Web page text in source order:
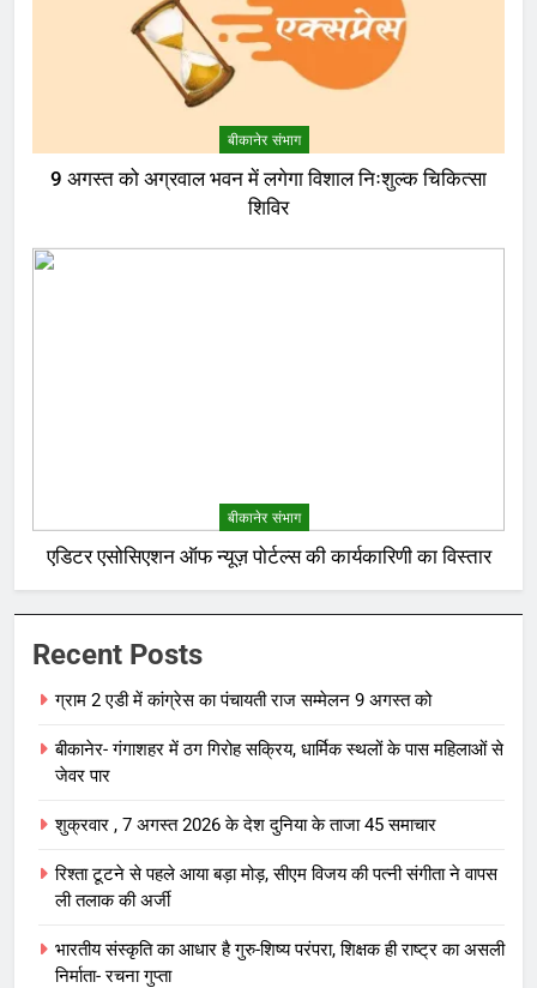
बीकानेर संभाग
9 अगस्त को अग्रवाल भवन में लगेगा विशाल निःशुल्क चिकित्सा
शिविर
बीकानेर संभाग
एडिटर एसोसिएशन ऑफ न्यूज़ पोर्टल्स की कार्यकारिणी का विस्तार
Recent Posts
ग्राम 2 एडी में कांग्रेस का पंचायती राज सम्मेलन 9 अगस्त को
बीकानेर- गंगाशहर में ठग गिरोह सक्रिय, धार्मिक स्थलों के पास महिलाओं से
जेवर पार
शुक्रवार , 7 अगस्त 2026 के देश दुनिया के ताजा 45 समाचार
रिश्ता टूटने से पहले आया बड़ा मोड़, सीएम विजय की पत्नी संगीता ने वापस
ली तलाक की अर्जी
भारतीय संस्कृति का आधार है गुरु-शिष्य परंपरा, शिक्षक ही राष्ट्र का असली
निर्माता- रचना गुप्ता